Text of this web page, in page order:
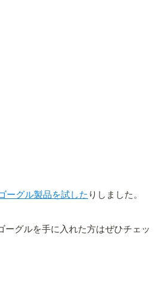
ーグル製品を試した りしました。
ーグルを手に入れた方はぜひチェッ